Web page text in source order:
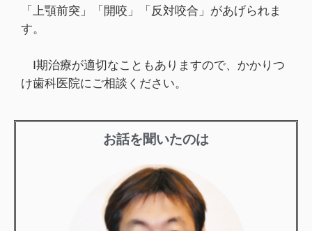
「上顎前突」「開咬」「反対咬合」があげられま
す。
Ⅰ期治療が適切なこともありますので、かかりつ
け歯科医院にご相談ください。
お話を聞いたのは